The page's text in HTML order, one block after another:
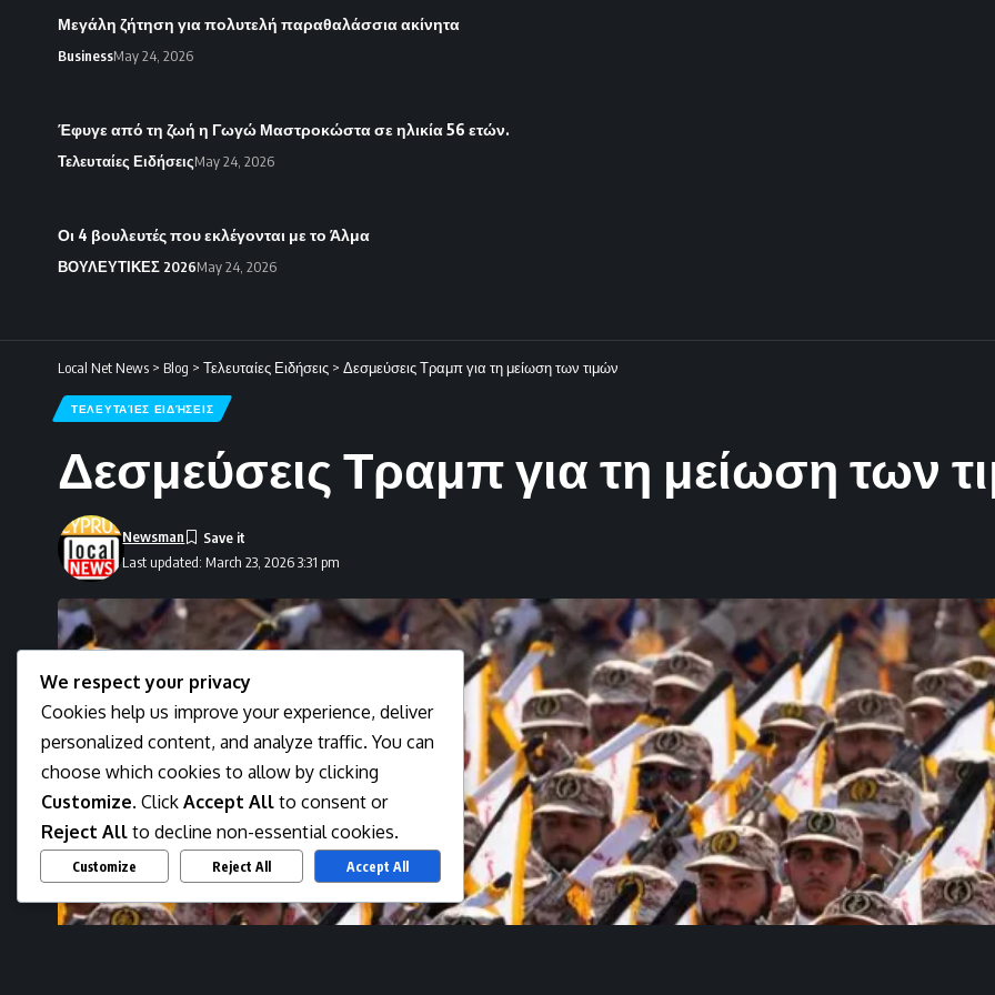
Μεγάλη ζήτηση για πολυτελή παραθαλάσσια ακίνητα
BusinessMay 24, 2026
Έφυγε από τη ζωή η Γωγώ Μαστροκώστα σε ηλικία 56 ετών.
Τελευταίες ΕιδήσειςMay 24, 2026
Οι 4 βουλευτές που εκλέγονται με το Άλμα
ΒΟΥΛΕΥΤΙΚΕΣ 2026May 24, 2026
Local Net News > Blog > Τελευταίες Ειδήσεις > Δεσμεύσεις Τραμπ για τη μείωση των τιμών
ΤΕΛΕΥΤΑΊΕΣ ΕΙΔΉΣΕΙΣ
Δεσμεύσεις Τραμπ για τη μείωση των
Last updated: March 23, 2026 3:31 pm
Newsman
We respect your privacy
Cookies help us improve your experience, deliver
personalized content, and analyze traffic. You can
choose which cookies to allow by clicking
Customize. Click Accept All to consent or
Reject All to decline non-essential cookies.
Customize Reject All Accept All